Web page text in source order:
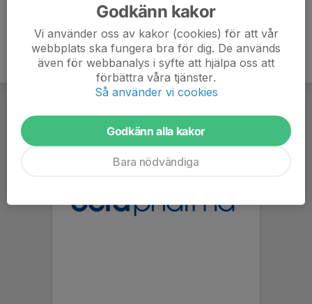
Godkänn kakor
Vi använder oss av kakor (cookies) för att vår
webbplats ska fungera bra för dig. De används
även för webbanalys i syfte att hjälpa oss att
förbättra våra tjänster.
Så använder vi cookies
Godkänn alla kakor
Bara nödvändiga